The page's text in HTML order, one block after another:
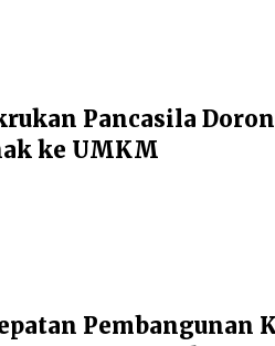
Pancasila
ke UMKM
Pembangunan